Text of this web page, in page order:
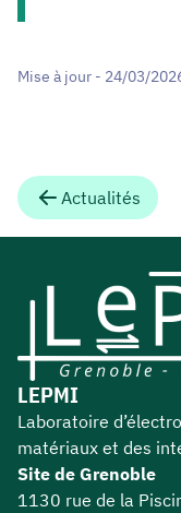
Mise à jour - 24/03/
Actualités
LEPMI
Laboratoire
matériaux et des
Site de Grenoble
1130 rue de la